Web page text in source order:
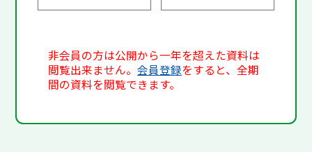
非会員の方は公開から一年を超えた資料は
閲覧出来ません。会員登録をすると、全期
間の資料を閲覧できます。